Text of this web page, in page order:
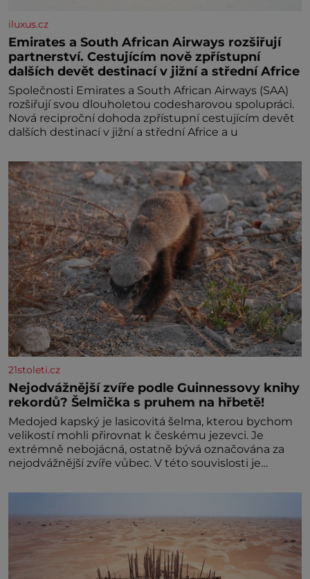
iluxus.cz
Emirates a South African Airways rozšiřují
partnerství. Cestujícím nově zpřístupní
dalších devět destinací v jižní a střední Africe
Společnosti Emirates a South African Airways (SAA)
rozšiřují svou dlouholetou codesharovou spolupráci.
Nová reciproční dohoda zpřístupní cestujícím devět
dalších destinací v jižní a střední Africe a u
21stoleti.cz
Nejodvážnější zvíře podle Guinnessovy knihy
rekordů? Šelmička s pruhem na hřbetě!
Medojed kapský je lasicovitá šelma, kterou bychom
velikostí mohli přirovnat k českému jezevci. Je
extrémně nebojácná, ostatně bývá označována za
nejodvážnější zvíře vůbec. V této souvislosti je